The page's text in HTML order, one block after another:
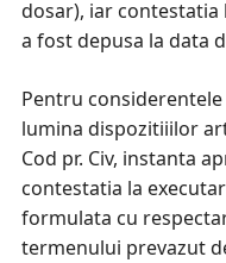
dosar), iar contestatia
a fost depusa la data
Pentru considerentele
lumina dispozitiiilor
Cod pr. Civ, instanta
contestatia la
formulata cu
termenului prevazut